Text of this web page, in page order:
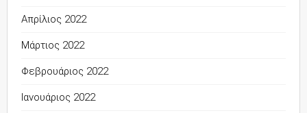
Απρίλιος 2022
Μάρτιος 2022
Φεβρουάριος 2022
Ιανουάριος 2022